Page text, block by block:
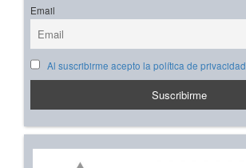
Email
Al suscribirme acepto la política de privacidad